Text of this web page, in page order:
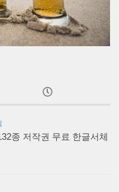
종 저작권 무료 한글서체